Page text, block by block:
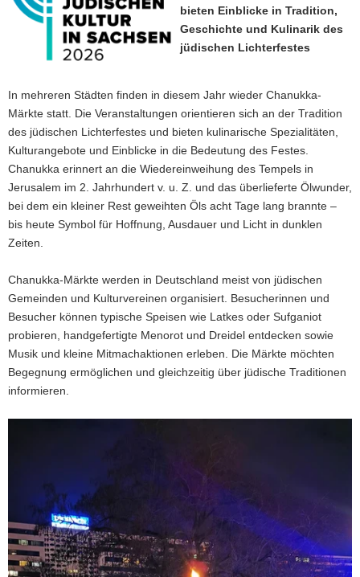
a
t
i
o
n
bieten Einblicke in Tradition,
Geschichte und Kulinarik des
jüdischen Lichterfestes
In mehreren Städten finden in diesem Jahr wieder Chanukka-
Märkte statt. Die Veranstaltungen orientieren sich an der Tradition
des jüdischen Lichterfestes und bieten kulinarische Spezialitäten,
Kulturangebote und Einblicke in die Bedeutung des Festes.
Chanukka erinnert an die Wiedereinweihung des Tempels in
Jerusalem im 2. Jahrhundert v. u. Z. und das überlieferte Ölwunder,
bei dem ein kleiner Rest geweihten Öls acht Tage lang brannte –
bis heute Symbol für Hoffnung, Ausdauer und Licht in dunklen
Zeiten.
Chanukka-Märkte werden in Deutschland meist von jüdischen
Gemeinden und Kulturvereinen organisiert. Besucherinnen und
Besucher können typische Speisen wie Latkes oder Sufganiot
probieren, handgefertigte Menorot und Dreidel entdecken sowie
Musik und kleine Mitmachaktionen erleben. Die Märkte möchten
Begegnung ermöglichen und gleichzeitig über jüdische Traditionen
informieren.